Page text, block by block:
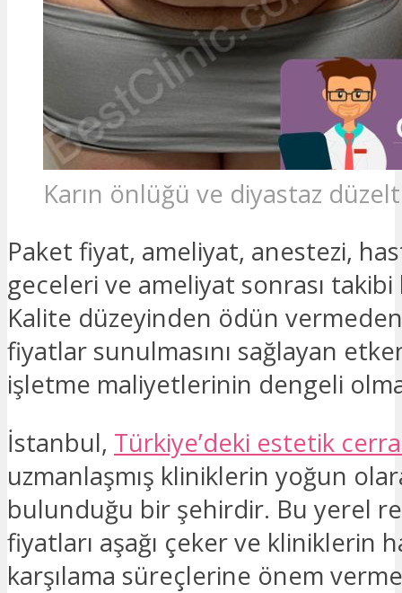
Karın önlüğü ve diyastaz
Paket fiyat, ameliyat, anestezi,
geceleri ve ameliyat sonrası takibi
Kalite düzeyinden ödün
fiyatlar sunulmasını sağlayan
işletme maliyetlerinin dengeli
İstanbul, Türkiye’deki estetik
uzmanlaşmış kliniklerin yoğun
bulunduğu bir şehirdir. Bu yerel
fiyatları aşağı çeker ve kliniklerin
karşılama süreçlerine önem